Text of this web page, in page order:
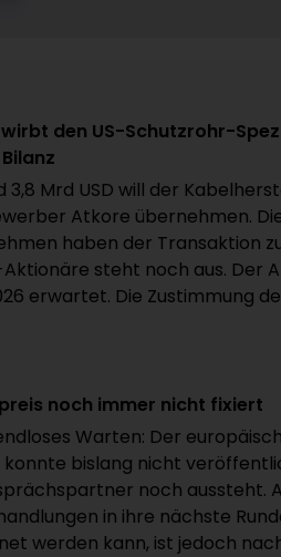
den US-Schutzrohr-
3,8 Mrd USD will der
Atkore übernehmen.
haben der Transaktion
steht noch aus. Der
erwartet. Die Zustimmung
noch immer nicht fixiert
Warten: Der
konnte bislang nicht
noch aussteht.
in ihre nächste
werden kann, ist jedoch